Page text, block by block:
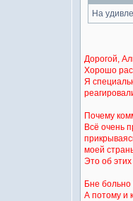
На
Дорогой,
Хорошо
Я
Почему
Всё очень
моей
Это об
Бне больно
А потому и